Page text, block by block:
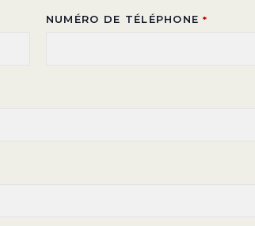
NUMÉRO DE TÉLÉPHONE *